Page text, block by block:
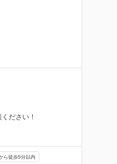
ださい！
ら徒歩5分以内